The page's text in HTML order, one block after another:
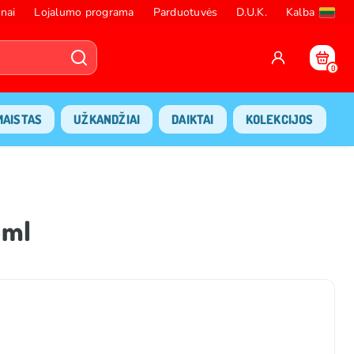
Lojalumo programa Parduotuvės D.U.K. Kalba
0
UŽKANDŽIAI DAIKTAI KOLEKCIJOS